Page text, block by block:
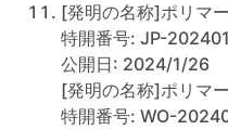
[発明の名称]ポリマ
特開番号: JP-
公開日: 2024/1/26
[発明の名称]ポリマ
特開番号: WO-